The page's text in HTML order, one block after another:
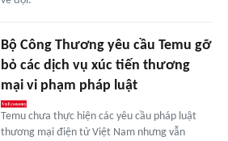
Bộ Công Thương yêu cầu Temu gỡ
bỏ các dịch vụ xúc tiến thương
mại vi phạm pháp luật
Temu chưa thực hiện các yêu cầu pháp luật
thương mại điện tử Việt Nam nhưng vẫn